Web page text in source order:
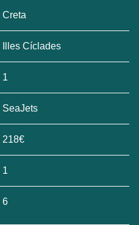
Creta
Illes Cíclades
1
SeaJets
218€
1
6